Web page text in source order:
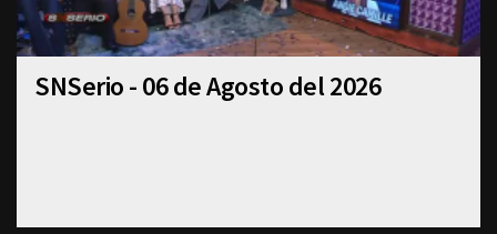
SNSerio - 06 de Agosto del 2026